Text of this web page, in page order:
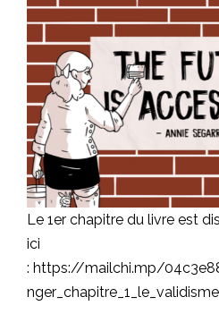
Le 1er chapitre du livre est
ici
: https://mailchi.mp/
nger_chapitre_1_le_validisme